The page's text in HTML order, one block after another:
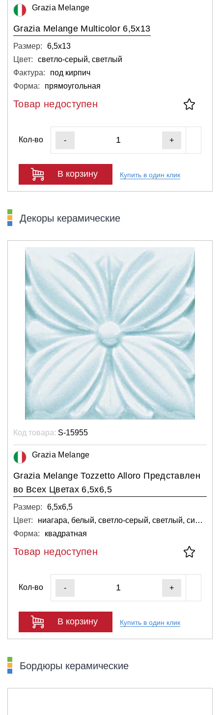
Grazia Melange
Grazia Melange Multicolor 6,5x13
Размер:
6,5х13
Цвет:
светло-серый, светлый
Фактура:
под кирпич
Форма:
прямоугольная
Товар недоступен
Кол-во - +
В корзину Купить в один клик
Декоры керамические
Код товара: S-15955
Grazia Melange
Grazia Melange Tozzetto Alloro Представлен
во Всех Цветах 6,5x6,5
Размер:
6,5х6,5
Цвет:
ниагара, белый, светло-серый, светлый, синий
Форма:
квадратная
Товар недоступен
Кол-во - +
В корзину Купить в один клик
Бордюры керамические